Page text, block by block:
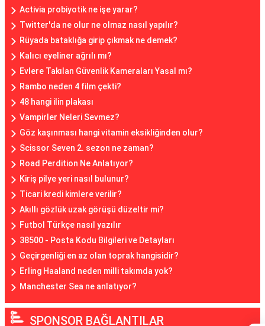
Activia probiyotik ne işe yarar?
Twitter'da ne olur ne olmaz nasıl yapılır?
Rüyada bataklığa girip çıkmak ne demek?
Kalıcı eyeliner ağrılı mı?
Evlere Takılan Güvenlik Kameraları Yasal mı?
Rambo neden 4 film çekti?
48 hangi ilin plakası
Vampirler Neleri Sevmez?
Göz kaşınması hangi vitamin eksikliğinden olur?
Scissor Seven 2. sezon ne zaman?
Road Perdition Ne Anlatıyor?
Kiriş pilye yeri nasıl bulunur?
Ticari kredi kimlere verilir?
Akıllı gözlük uzak görüşü düzeltir mi?
Futbol Türkçe nasıl yazılır
38500 - Posta Kodu Bilgileri ve Detayları
Geçirgenliği en az olan toprak hangisidir?
Erling Haaland neden milli takımda yok?
Manchester Sea ne anlatıyor?
SPONSOR BAĞLANTILAR